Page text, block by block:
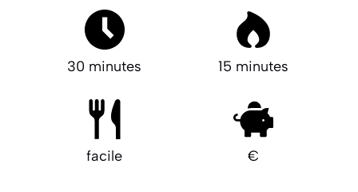
30 minutes 15 minutes
facile €